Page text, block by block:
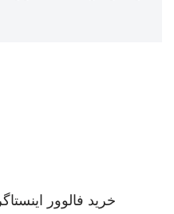
خرید فالوور